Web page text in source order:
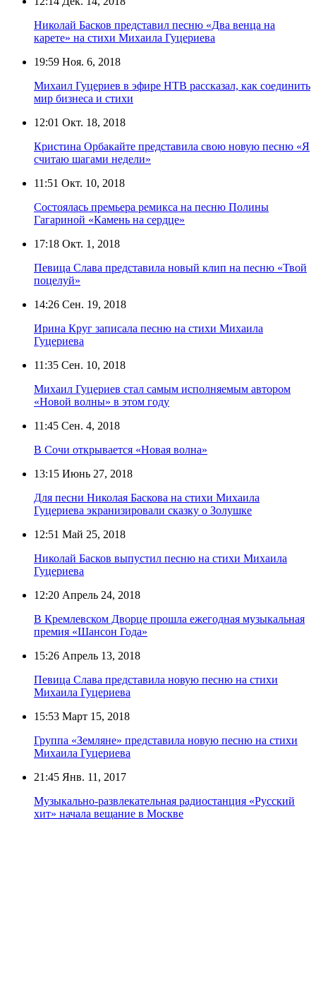
Николай Басков представил песню «Два венца на
карете» на стихи Михаила Гуцериева
19:59 Ноя. 6, 2018
Михаил Гуцериев в эфире НТВ рассказал, как соединить
мир бизнеса и стихи
12:01 Окт. 18, 2018
Кристина Орбакайте представила свою новую песню «Я
считаю шагами недели»
11:51 Окт. 10, 2018
Состоялась премьера ремикса на песню Полины
Гагариной «Камень на сердце»
17:18 Окт. 1, 2018
Певица Слава представила новый клип на песню «Твой
поцелуй»
14:26 Сен. 19, 2018
Ирина Круг записала песню на стихи Михаила
Гуцериева
11:35 Сен. 10, 2018
Михаил Гуцериев стал самым исполняемым автором
«Новой волны» в этом году
11:45 Сен. 4, 2018
В Сочи открывается «Новая волна»
13:15 Июнь 27, 2018
Для песни Николая Баскова на стихи Михаила
Гуцериева экранизировали сказку о Золушке
12:51 Май 25, 2018
Николай Басков выпустил песню на стихи Михаила
Гуцериева
12:20 Апрель 24, 2018
В Кремлевском Дворце прошла ежегодная музыкальная
премия «Шансон Года»
15:26 Апрель 13, 2018
Певица Слава представила новую песню на стихи
Михаила Гуцериева
15:53 Март 15, 2018
Группа «Земляне» представила новую песню на стихи
Михаила Гуцериева
21:45 Янв. 11, 2017
Музыкально-развлекательная радиостанция «Русский
хит» начала вещание в Москве